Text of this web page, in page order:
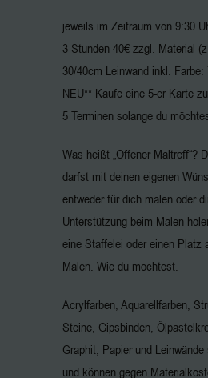
jeweils im Zeitraum von 9:30
3 Stunden 40€ zzgl. Material
30/40cm Leinwand inkl. Farbe:
NEU** Kaufe eine 5-er Karte
5 Terminen solange du
Was heißt „Offener Maltreff“?
darfst mit deinen eigenen
entweder für dich malen oder
Unterstützung beim Malen
eine Staffelei oder einen Platz
Malen. Wie du möchtest.
Acrylfarben, Aquarellfarben,
Steine, Gipsbinden,
Graphit, Papier und
und können gegen